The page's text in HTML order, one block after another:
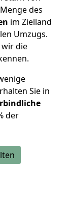
des
im Zielland
Umzugs.
wir die
Sie in
der